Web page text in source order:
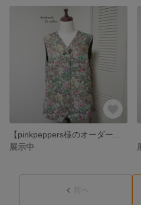
展示中
前へ